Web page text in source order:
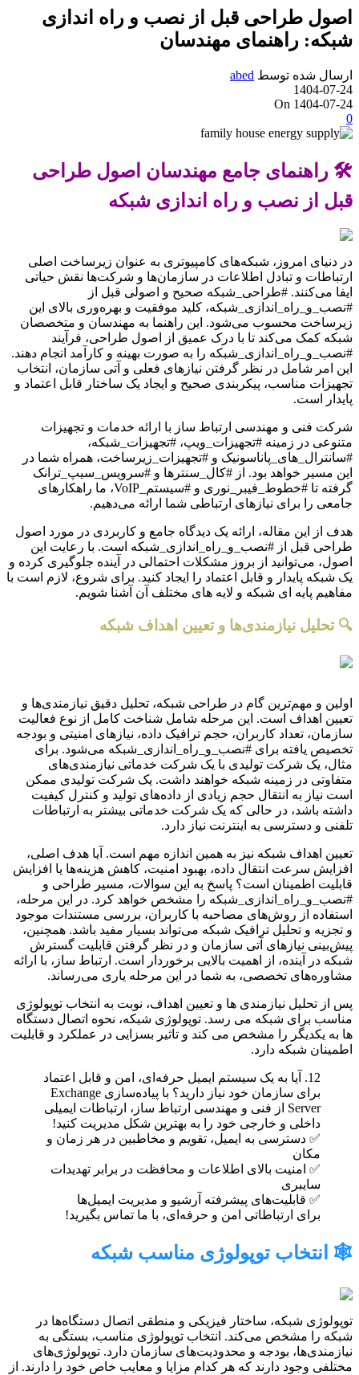
اصول طراحی قبل از نصب و راه اندازی
شبکه: راهنمای مهندسان
ارسال شده توسط abed
1404-07-24
On 1404-07-24
0
🛠️ راهنمای جامع مهندسان اصول طراحی
قبل از نصب و راه اندازی شبکه
در دنیای امروز، شبکه‌های کامپیوتری به عنوان زیرساخت اصلی
ارتباطات و تبادل اطلاعات در سازمان‌ها و شرکت‌ها نقش حیاتی
ایفا می‌کنند. #طراحی_شبکه صحیح و اصولی قبل از
#نصب_و_راه_اندازی_شبکه، کلید موفقیت و بهره‌وری بالای این
زیرساخت محسوب می‌شود. این راهنما به مهندسان و متخصصان
شبکه کمک می‌کند تا با درک عمیق از اصول طراحی، فرآیند
#نصب_و_راه_اندازی_شبکه را به صورت بهینه و کارآمد انجام دهند.
این امر شامل در نظر گرفتن نیازهای فعلی و آتی سازمان، انتخاب
تجهیزات مناسب، پیکربندی صحیح و ایجاد یک ساختار قابل اعتماد و
پایدار است.
شرکت فنی و مهندسی ارتباط ساز با ارائه خدمات و تجهیزات
متنوعی در زمینه #تجهیزات_ویپ، #تجهیزات_شبکه،
#سانترال_های_پاناسونیک و #تجهیزات_زیرساخت، همراه شما در
این مسیر خواهد بود. از #کال_سنترها و #سرویس_سیپ_ترانک
گرفته تا #خطوط_فیبر_نوری و #سیستم_VoIP، ما راهکارهای
جامعی را برای نیازهای ارتباطی شما ارائه می‌دهیم.
هدف از این مقاله، ارائه یک دیدگاه جامع و کاربردی در مورد اصول
طراحی قبل از #نصب_و_راه_اندازی_شبکه است. با رعایت این
اصول، می‌توانید از بروز مشکلات احتمالی در آینده جلوگیری کرده و
یک شبکه پایدار و قابل اعتماد را ایجاد کنید. برای شروع، لازم است با
مفاهیم پایه ای شبکه و لایه های مختلف آن آشنا شویم.
🔍 تحلیل نیازمندی‌ها و تعیین اهداف شبکه
اولین و مهم‌ترین گام در طراحی شبکه، تحلیل دقیق نیازمندی‌ها و
تعیین اهداف است. این مرحله شامل شناخت کامل از نوع فعالیت
سازمان، تعداد کاربران، حجم ترافیک داده، نیازهای امنیتی و بودجه
تخصیص یافته برای #نصب_و_راه_اندازی_شبکه می‌شود. برای
مثال، یک شرکت تولیدی با یک شرکت خدماتی نیازمندی‌های
متفاوتی در زمینه شبکه خواهند داشت. یک شرکت تولیدی ممکن
است نیاز به انتقال حجم زیادی از داده‌های تولید و کنترل کیفیت
داشته باشد، در حالی که یک شرکت خدماتی بیشتر به ارتباطات
تلفنی و دسترسی به اینترنت نیاز دارد.
تعیین اهداف شبکه نیز به همین اندازه مهم است. آیا هدف اصلی،
افزایش سرعت انتقال داده، بهبود امنیت، کاهش هزینه‌ها یا افزایش
قابلیت اطمینان است؟ پاسخ به این سوالات، مسیر طراحی و
#نصب_و_راه_اندازی_شبکه را مشخص خواهد کرد. در این مرحله،
استفاده از روش‌های مصاحبه با کاربران، بررسی مستندات موجود
و تجزیه و تحلیل ترافیک شبکه می‌تواند بسیار مفید باشد. همچنین،
پیش‌بینی نیازهای آتی سازمان و در نظر گرفتن قابلیت گسترش
شبکه در آینده، از اهمیت بالایی برخوردار است. ارتباط ساز، با ارائه
مشاوره‌های تخصصی، به شما در این مرحله یاری می‌رساند.
پس از تحلیل نیازمندی ها و تعیین اهداف، نوبت به انتخاب توپولوژی
مناسب برای شبکه می رسد. توپولوژی شبکه، نحوه اتصال دستگاه
ها به یکدیگر را مشخص می کند و تاثیر بسزایی در عملکرد و قابلیت
اطمینان شبکه دارد.
12. آیا به یک سیستم ایمیل حرفه‌ای، امن و قابل اعتماد
برای سازمان خود نیاز دارید؟ با پیاده‌سازی Exchange
Server از فنی و مهندسی ارتباط ساز، ارتباطات ایمیلی
داخلی و خارجی خود را به بهترین شکل مدیریت کنید!
✅ دسترسی به ایمیل، تقویم و مخاطبین در هر زمان و
مکان
✅ امنیت بالای اطلاعات و محافظت در برابر تهدیدات
سایبری
✅ قابلیت‌های پیشرفته آرشیو و مدیریت ایمیل‌ها
برای ارتباطاتی امن و حرفه‌ای، با ما تماس بگیرید!
🕸️ انتخاب توپولوژی مناسب شبکه
توپولوژی شبکه، ساختار فیزیکی و منطقی اتصال دستگاه‌ها در
شبکه را مشخص می‌کند. انتخاب توپولوژی مناسب، بستگی به
نیازمندی‌ها، بودجه و محدودیت‌های سازمان دارد. توپولوژی‌های
مختلفی وجود دارند که هر کدام مزایا و معایب خاص خود را دارند. از